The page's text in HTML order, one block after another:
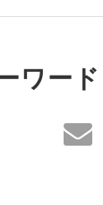
ワード